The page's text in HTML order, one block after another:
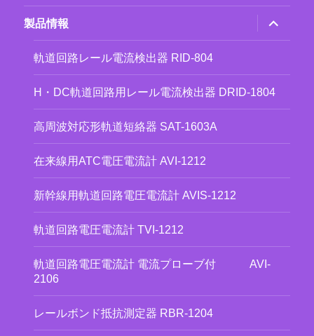
ー
を
展
開
製品情報
ブ
メ
ー
を
展
開
軌道回路レール電流検出器 RID-804
H・DC軌道回路用レール電流検出器 DRID-1804
高周波対応形軌道短絡器 SAT-1603A
在来線用ATC電圧電流計 AVI-1212
新幹線用軌道回路電圧電流計 AVIS-1212
軌道回路電圧電流計 TVI-1212
軌道回路電圧電流計 電流プローブ付 AVI-
2106
レールボンド抵抗測定器 RBR-1204